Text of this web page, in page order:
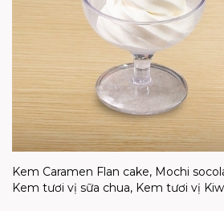
Kem Caramen Flan cake, Mochi
Kem tươi vị sữa chua, Kem tươi vị